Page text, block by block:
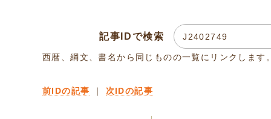
記事IDで検索
西暦、綱文、書名から同じものの一覧にリンクします
前IDの記事 ｜ 次IDの記事